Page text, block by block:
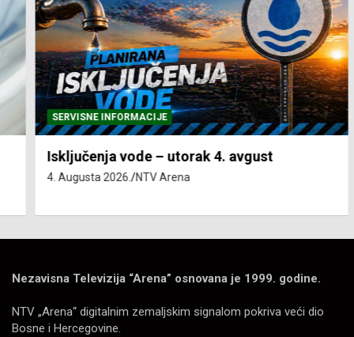
SERVISNE INFORMACIJE
Isključenja vode – utorak 4. avgust
4. Augusta 2026. NTV Arena
Nezavisna Televizija “Arena” osnovana je 1999. godine.
NTV „Arena“ digitalnim zemaljskim signalom pokriva veći dio
Bosne i Hercegovine.